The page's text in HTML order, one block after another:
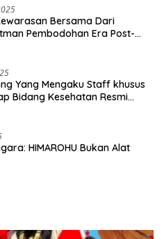
Bersama Dari
Pembodohan Era Post-
Yang Mengaku Staff khusus
Bidang Kesehatan Resmi
HIMAROHU Bukan Alat